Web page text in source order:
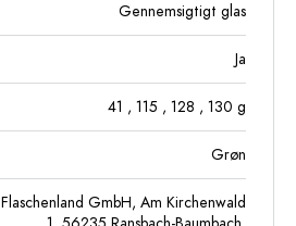
Gennemsigtigt glas
Ja
41 , 115 , 128 , 130 g
Grøn
Flaschenland GmbH, Am Kirchenwald